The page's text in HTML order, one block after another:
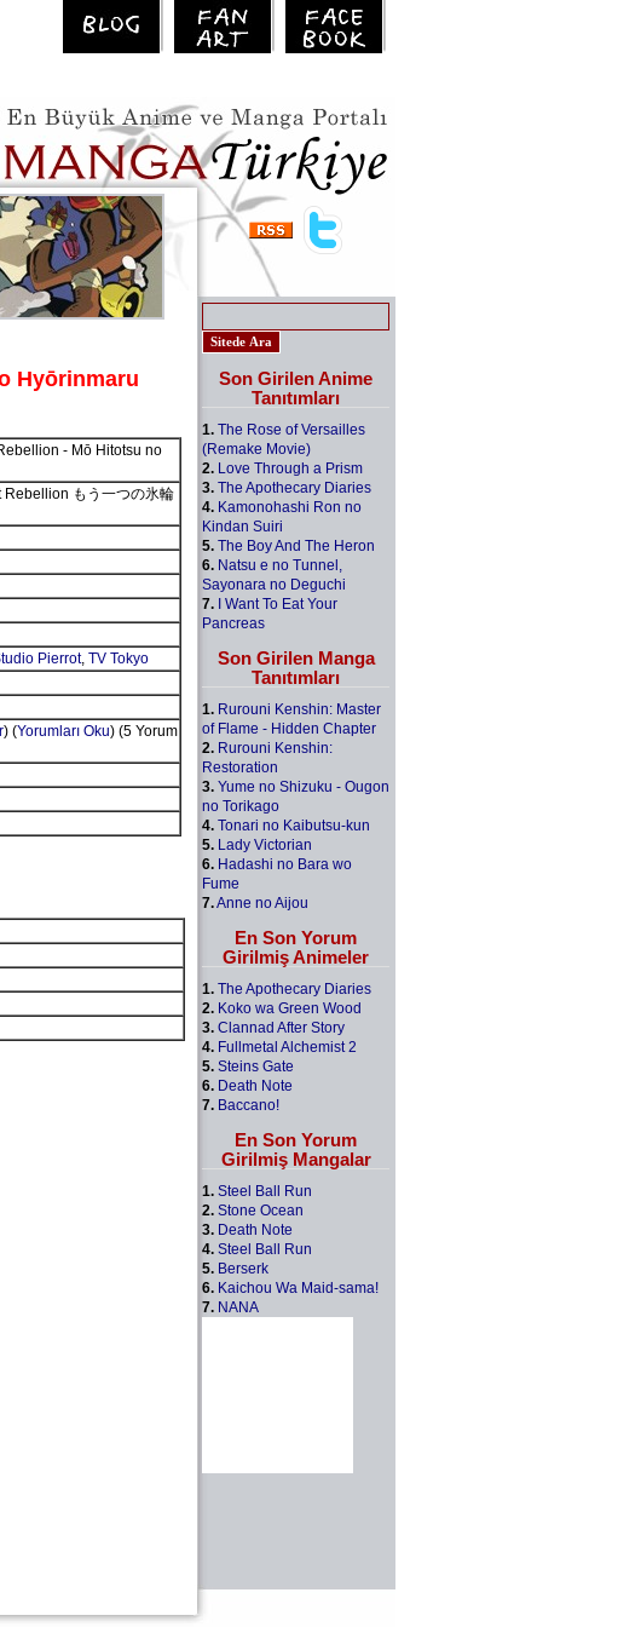
Hyōrinmaru
- Mō Hitotsu no
もう一つの氷輪
Pierrot, TV Tokyo
) (Yorumları Oku) (5 Yorum
Son Girilen Anime
Tanıtımları
1. The Rose of Versailles
(Remake Movie)
2. Love Through a Prism
3. The Apothecary Diaries
4. Kamonohashi Ron no
Kindan Suiri
5. The Boy And The Heron
6. Natsu e no Tunnel,
Sayonara no Deguchi
7. I Want To Eat Your
Pancreas
Son Girilen Manga
Tanıtımları
1. Rurouni Kenshin: Master
of Flame - Hidden Chapter
2. Rurouni Kenshin:
Restoration
3. Yume no Shizuku - Ougon
no Torikago
4. Tonari no Kaibutsu-kun
5. Lady Victorian
6. Hadashi no Bara wo
Fume
7.Anne no Aijou
En Son Yorum
Girilmiş Animeler
1. The Apothecary Diaries
2. Koko wa Green Wood
3. Clannad After Story
4. Fullmetal Alchemist 2
5. Steins Gate
6. Death Note
7. Baccano!
En Son Yorum
Girilmiş Mangalar
1. Steel Ball Run
2. Stone Ocean
3. Death Note
4. Steel Ball Run
5. Berserk
6. Kaichou Wa Maid-sama!
7. NANA